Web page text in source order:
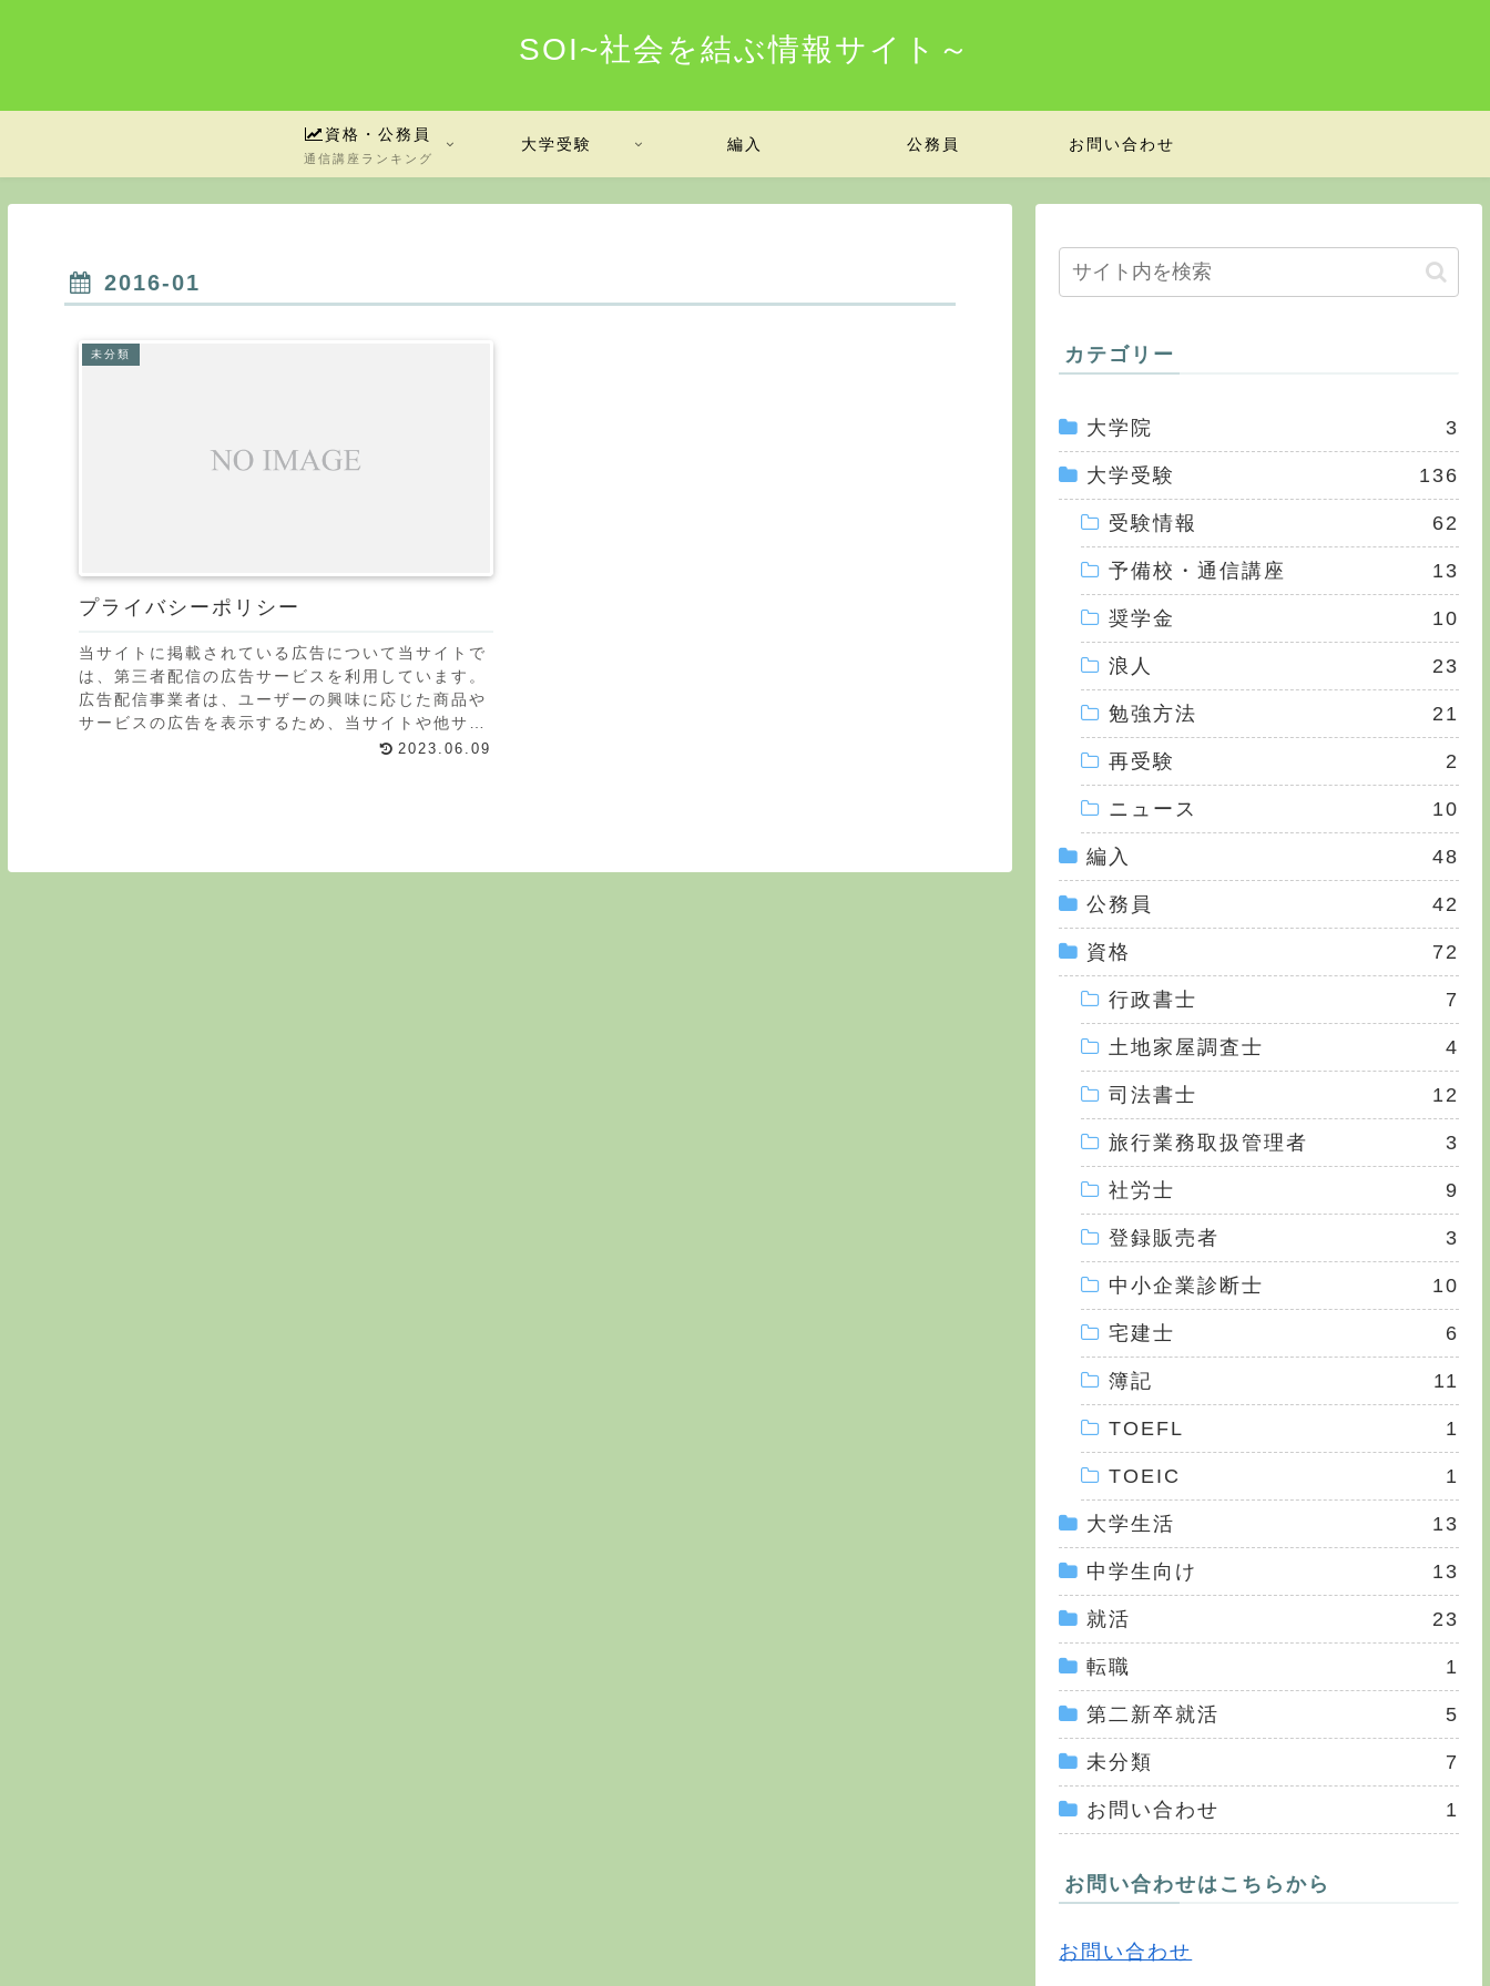
SOI~社会を結ぶ情報サイト～
資格・公務員
通信講座ランキング
大学受験 編入 公務員 お問い合わせ
2016-01
未分類
プライバシーポリシー
当サイトに掲載されている広告について当サイトで
は、第三者配信の広告サービスを利用しています。
広告配信事業者は、ユーザーの興味に応じた商品や
サービスの広告を表示するため、当サイトや他サイ
トへのアクセスに関する情報 『Cookie』(氏名、住
2023.06.09
カテゴリー
大学院 3
大学受験 136
受験情報 62
予備校・通信講座 13
奨学金 10
浪人 23
勉強方法 21
再受験 2
ニュース 10
編入 48
公務員 42
資格 72
行政書士 7
土地家屋調査士 4
司法書士 12
旅行業務取扱管理者 3
社労士 9
登録販売者 3
中小企業診断士 10
宅建士 6
簿記 11
TOEFL 1
TOEIC 1
大学生活 13
中学生向け 13
就活 23
転職 1
第二新卒就活 5
未分類 7
お問い合わせ 1
お問い合わせはこちらから
お問い合わせ